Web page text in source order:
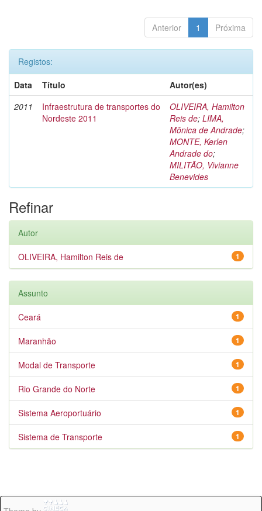
Anterior 1 Próxima
Registos:
Data
Título
Autor(es)
2011
Infraestrutura de transportes do
Nordeste 2011
OLIVEIRA, Hamilton
Reis de; LIMA,
Mônica de Andrade;
MONTE, Kerlen
Andrade do;
MILITÃO, Vivianne
Benevides
Refinar
Autor
1
OLIVEIRA, Hamilton Reis de
Assunto
1
Ceará
1
Maranhão
1
Modal de Transporte
1
Rio Grande do Norte
1
Sistema Aeroportuário
1
Sistema de Transporte